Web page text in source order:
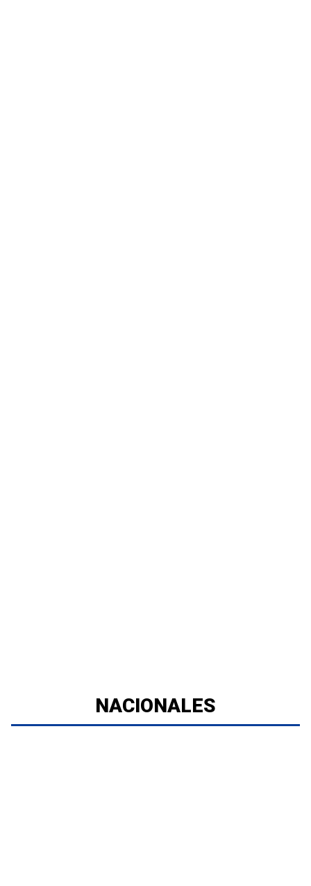
NACIONALES